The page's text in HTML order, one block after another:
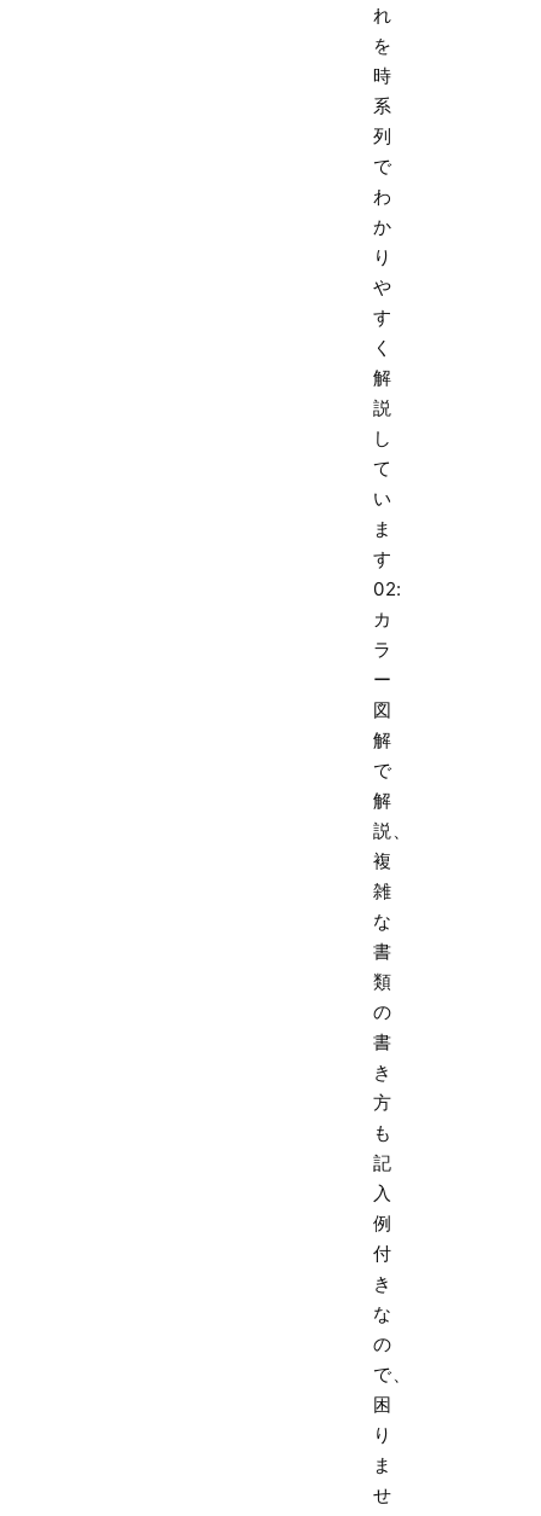
れ
を
時
系
列
で
わ
か
り
や
す
く
解
説
し
て
い
ま
す
02:
カ
ラ
ー
図
解
で
解
説、
複
雑
な
書
類
の
書
き
方
も
記
入
例
付
き
な
の
で、
困
り
ま
せ